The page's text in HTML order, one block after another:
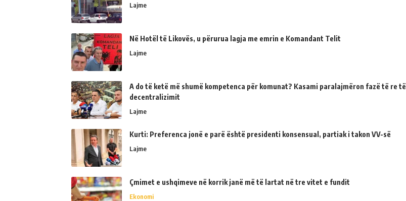
Lajme
Në Hotël të Likovës, u përurua lagja me emrin e Komandant Telit
Lajme
A do të ketë më shumë kompetenca për komunat? Kasami paralajmëron fazë të re të
decentralizimit
Lajme
Kurti: Preferenca jonë e parë është presidenti konsensual, partiak i takon VV-së
Lajme
Çmimet e ushqimeve në korrik janë më të lartat në tre vitet e fundit
Ekonomi